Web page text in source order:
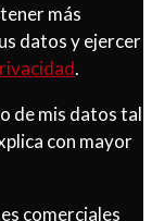
más
datos y ejercer
.
de mis datos tal
con mayor
comerciales